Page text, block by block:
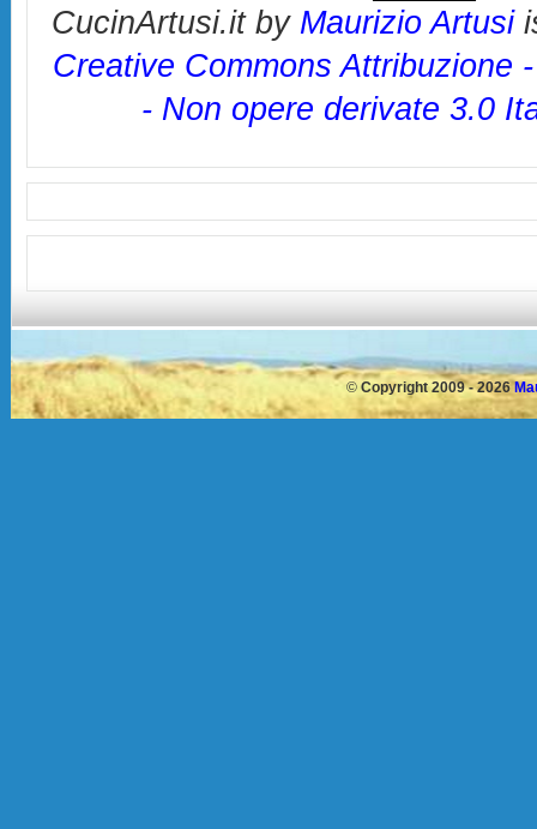
CucinArtusi.itby Maurizio Artusi
Creative Commons Attribuzione
- Non opere derivate 3.0
© Copyright 2009 - 2026